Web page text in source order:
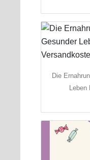
Die
Leben